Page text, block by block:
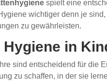
spielt eine
wichtiger denn je
zu gewährleisten.
Hygiene in
sind entscheidend für die
zu schaffen, in der sie